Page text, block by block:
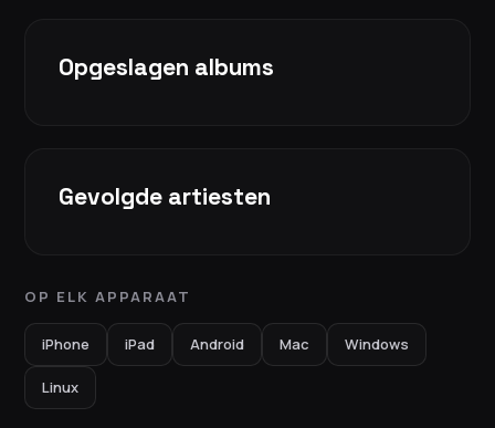
Opgeslagen albums
Gevolgde artiesten
OP ELK APPARAAT
iPhone iPad Android Mac Windows
Linux